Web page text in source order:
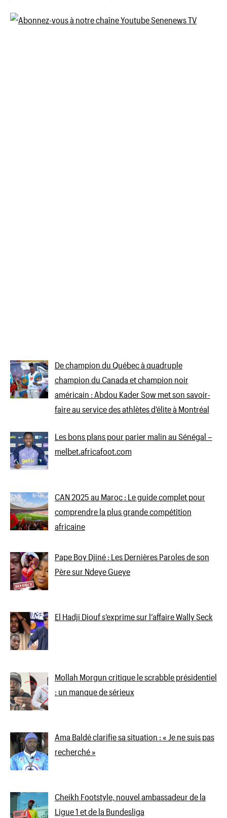
De champion du Québec à quadruple
champion du Canada et champion noir
américain : Abdou Kader Sow met son savoir-
faire au service des athlètes d’élite à Montréal
Les bons plans pour parier malin au Sénégal –
melbet.africafoot.com
CAN 2025 au Maroc : Le guide complet pour
comprendre la plus grande compétition
africaine
Pape Boy Djiné : Les Dernières Paroles de son
Père sur Ndeye Gueye
El Hadji Diouf s’exprime sur l’affaire Wally Seck
Mollah Morgun critique le scrabble présidentiel
: un manque de sérieux
Ama Baldé clarifie sa situation : « Je ne suis pas
recherché »
Cheikh Footstyle, nouvel ambassadeur de la
Ligue 1 et de la Bundesliga